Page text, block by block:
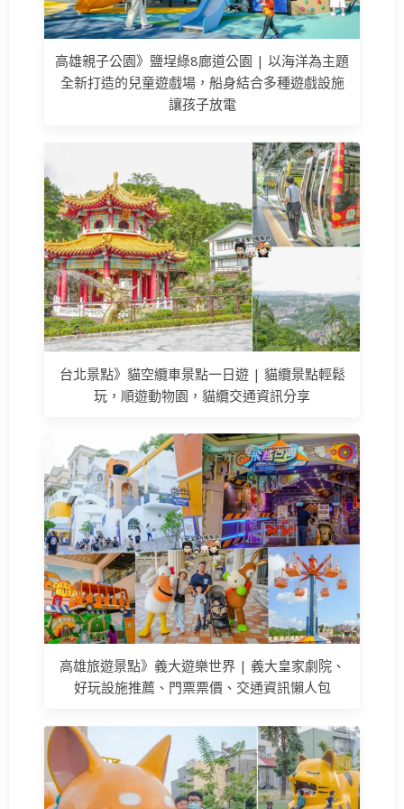
高雄親子公園》鹽埕綠8廊道公園 | 以海洋為主題
全新打造的兒童遊戲場，船身結合多種遊戲設施
讓孩子放電
台北景點》貓空纜車景點一日遊 | 貓纜景點輕鬆
玩，順遊動物園，貓纜交通資訊分享
高雄旅遊景點》義大遊樂世界 | 義大皇家劇院、
好玩設施推薦、門票票價、交通資訊懶人包